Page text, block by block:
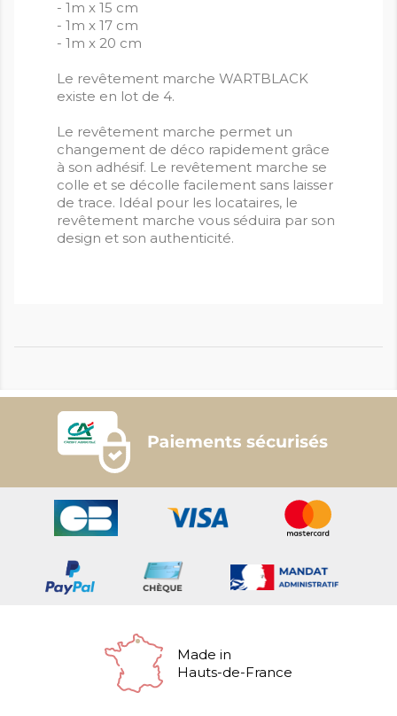
- 1m x 15 cm
- 1m x 17 cm
- 1m x 20 cm
Le revêtement marche WARTBLACK
existe en lot de 4.
Le revêtement marche permet un
changement de déco rapidement grâce
à son adhésif. Le revêtement marche se
colle et se décolle facilement sans laisser
de trace. Idéal pour les locataires, le
revêtement marche vous séduira par son
design et son authenticité.
Made in
Hauts-de-France